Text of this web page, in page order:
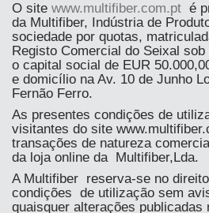
O site www.multifiber.com.pt é
da Multifiber, Indústria de
sociedade por quotas,
Registo Comercial do Seixal sob
o capital social de EUR
e domicílio na Av. 10 de Junho
Fernão Ferro.
As presentes condições de
visitantes do site
transações de natureza
da loja online da Multifiber,Lda.
A Multifiber reserva-se no
condições de utilização sem
quaisquer alterações publicadas